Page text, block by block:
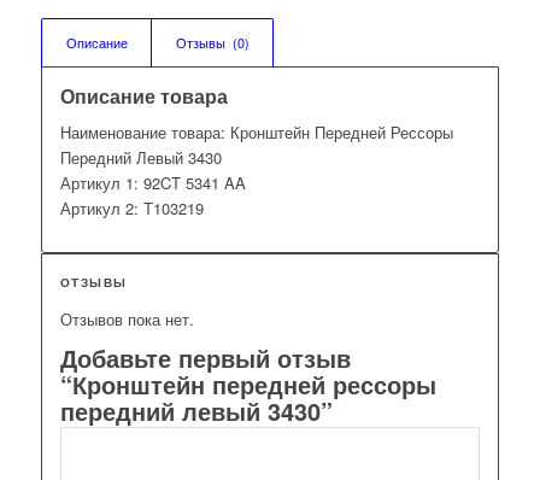
Описание Отзывы  (0)
Описание товара
Наименование товара: Кронштейн Передней Рессоры
Передний Левый 3430
Артикул 1: 92CT 5341 AA
Артикул 2: T103219
ОТЗЫВЫ
Отзывов пока нет.
Добавьте первый отзыв
“Кронштейн передней рессоры
передний левый 3430”